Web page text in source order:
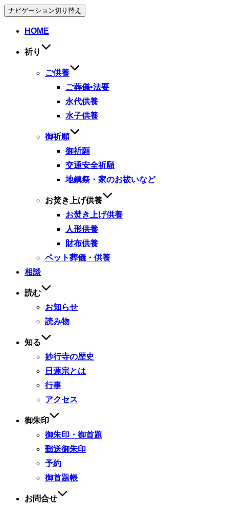
ナビゲーション切り替え
HOME
祈り
ご供養
ご葬儀•法要
永代供養
水子供養
御祈願
御祈願
交通安全祈願
地鎮祭・家のお祓いなど
お焚き上げ供養
お焚き上げ供養
人形供養
財布供養
ペット葬儀・供養
相談
読む
お知らせ
読み物
知る
妙行寺の歴史
日蓮宗とは
行事
アクセス
御朱印
御朱印・御首題
郵送御朱印
予約
御首題帳
お問合せ